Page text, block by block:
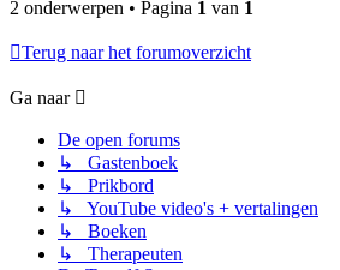
2 onderwerpen • Pagina 1 van 1
Terug naar het forumoverzicht
Ga naar
De open forums
↳ Gastenboek
↳ Prikbord
↳ YouTube video's + vertalingen
↳ Boeken
↳ Therapeuten